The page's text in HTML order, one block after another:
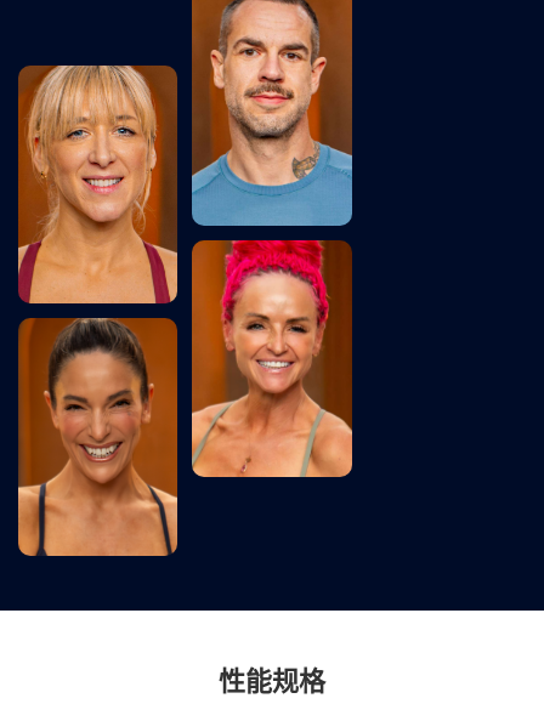
拥有18年舞蹈
与运动从业经
验
耐力运动员兼
铁人三项完赛
选手
性能规格